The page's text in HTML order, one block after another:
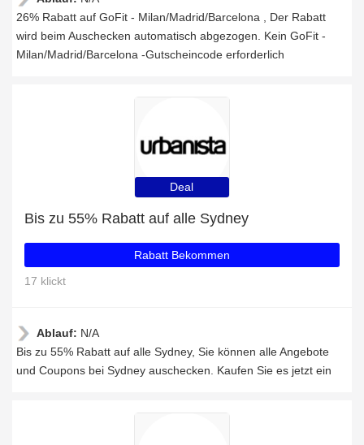
26% Rabatt auf GoFit - Milan/Madrid/Barcelona , Der Rabatt
wird beim Auschecken automatisch abgezogen. Kein GoFit -
Milan/Madrid/Barcelona -Gutscheincode erforderlich
Deal
Bis zu 55% Rabatt auf alle Sydney
Rabatt Bekommen
17 klickt
Ablauf: N/A
Bis zu 55% Rabatt auf alle Sydney, Sie können alle Angebote
und Coupons bei Sydney auschecken. Kaufen Sie es jetzt ein